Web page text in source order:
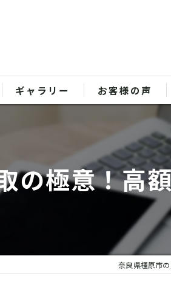
ギャラリー お客様の声
の極意！高
奈良県橿原市